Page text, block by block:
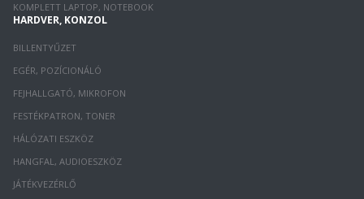
KOMPLETT LAPTOP, NOTEBOOK
HARDVER, KONZOL
BILLENTYŰZET
EGÉR, POZÍCIONÁLÓ
FEJHALLGATÓ, MIKROFON
FESTÉKPATRON, TONER
HÁLÓZATI ESZKÖZ
HANGFAL, AUDIOESZKÖZ
JÁTÉKVEZÉRLŐ